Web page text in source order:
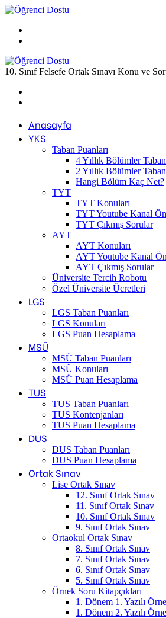
...
10. Sınıf Felsefe Ortak Sınavı Konu ve
Anasayfa
YKS
Taban Puanları
4 Yıllık Bölümler
2 Yıllık Bölümler
Hangi Bölüm Kaç Net?
TYT
TYT Konuları
TYT Youtube Kanal
TYT Çıkmış Sorular
AYT
AYT Konuları
AYT Youtube Kanal
AYT Çıkmış Sorular
Üniversite Tercih Robotu
Özel Üniversite Ücretleri
LGS
LGS Taban Puanları
LGS Konuları
LGS Puan Hesaplama
MSÜ
MSÜ Taban Puanları
MSÜ Konuları
MSÜ Puan Hesaplama
TUS
TUS Taban Puanları
TUS Kontenjanları
TUS Puan Hesaplama
DUS
DUS Taban Puanları
DUS Puan Hesaplama
Ortak Sınav
Lise Ortak Sınav
12. Sınıf Ortak Sınav
11. Sınıf Ortak Sınav
10. Sınıf Ortak Sınav
9. Sınıf Ortak Sınav
Ortaokul Ortak Sınav
8. Sınıf Ortak Sınav
7. Sınıf Ortak Sınav
6. Sınıf Ortak Sınav
5. Sınıf Ortak Sınav
Örnek Soru Kitapçıkları
1. Dönem 1. Yazılı
1. Dönem 2. Yazılı